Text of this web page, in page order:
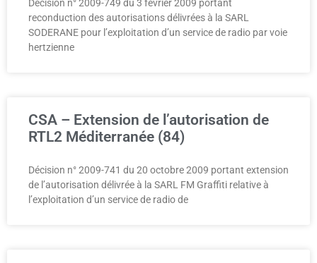
Décision n° 2009-749 du 3 février 2009 portant
reconduction des autorisations délivrées à la SARL
SODERANE pour l’exploitation d’un service de radio par voie
hertzienne
CSA – Extension de l’autorisation de
RTL2 Méditerranée (84)
Décision n° 2009-741 du 20 octobre 2009 portant extension
de l’autorisation délivrée à la SARL FM Graffiti relative à
l’exploitation d’un service de radio de